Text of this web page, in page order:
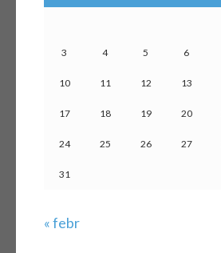
3 4 5 6
10 11 12 13
17 18 19 20
24 25 26 27
31
« febr